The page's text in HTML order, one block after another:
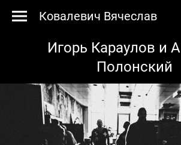
Ковалевич Вячеслав
Игорь Караулов и
Полонский